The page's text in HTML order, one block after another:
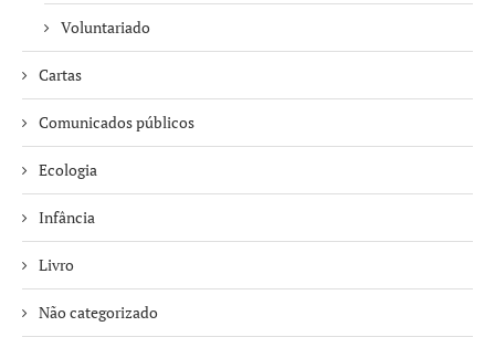
Voluntariado
Cartas
Comunicados públicos
Ecologia
Infância
Livro
Não categorizado